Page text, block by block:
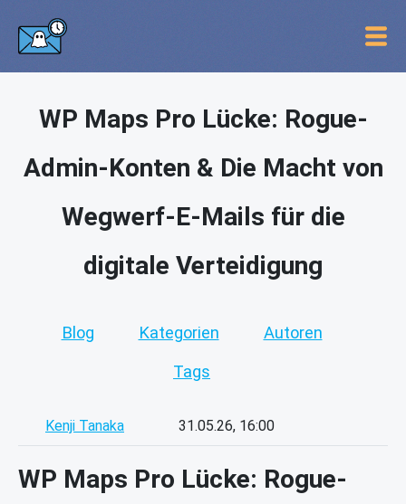
WP Maps Pro Lücke: Rogue-
Admin-Konten & Die Macht von
Wegwerf-E-Mails für die
digitale Verteidigung
Blog Kategorien Autoren
Tags
Kenji Tanaka 31.05.26, 16:00
WP Maps Pro Lücke: Rogue-